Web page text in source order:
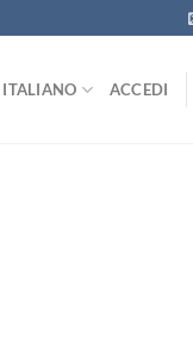
ITALIANO ACCEDI